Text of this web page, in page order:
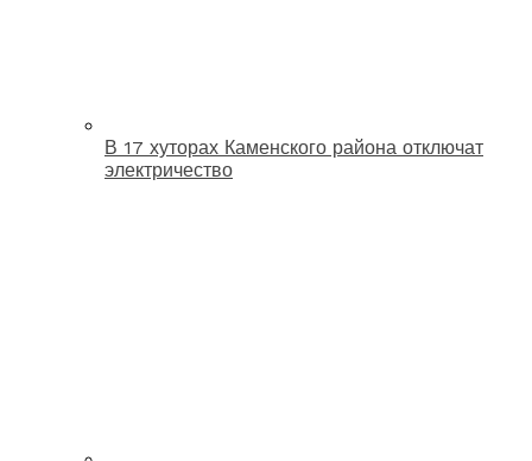
В 17 хуторах Каменского района отключат
электричество